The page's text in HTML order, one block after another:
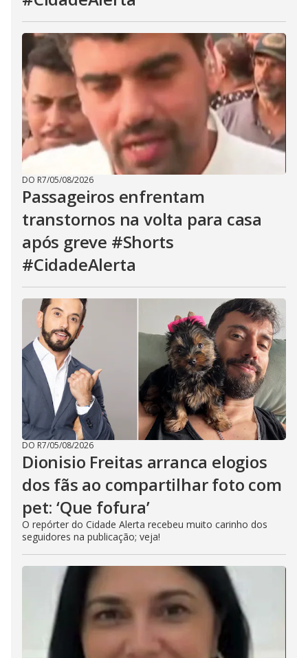
DO R7/05/08/2026
Passageiros enfrentam
transtornos na volta para casa
após greve #Shorts
#CidadeAlerta
DO R7/05/08/2026
Dionisio Freitas arranca elogios
dos fãs ao compartilhar foto com
pet: ‘Que fofura’
O repórter do Cidade Alerta recebeu muito carinho dos
seguidores na publicação; veja!